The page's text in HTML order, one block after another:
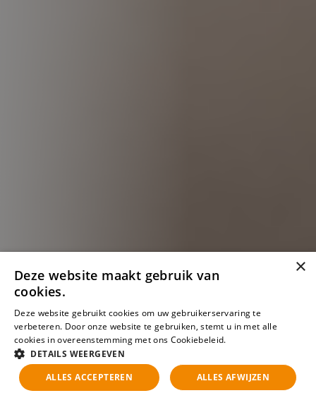
×
Deze website maakt gebruik van
cookies.
Deze website gebruikt cookies om uw gebruikerservaring te
verbeteren. Door onze website te gebruiken, stemt u in met alle
cookies in overeenstemming met ons Cookiebeleid.
DETAILS WEERGEVEN
ALLES ACCEPTEREN
ALLES AFWIJZEN